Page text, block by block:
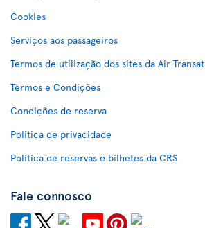
Cookies
Serviços aos passageiros
Termos de utilização dos sites da Air Transat
Termos e Condições
Condições de reserva
Política de privacidade
Política de reservas e bilhetes da CRS
Fale connosco